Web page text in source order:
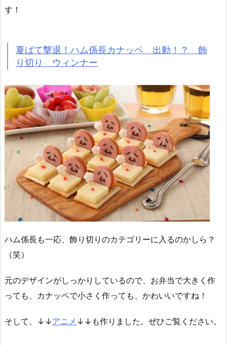
す！
夏ばて撃退！ハム係長カナッペ 出動！？ 飾
り切り ウィンナー
ハム係長も一応、飾り切りのカテゴリーに入るのかしら？
（笑）
元のデザインがしっかりしているので、お弁当で大きく作
っても、カナッペで小さく作っても、かわいいですね！
そして、↓↓アニメ ↓↓も作りました。ぜひご覧ください。